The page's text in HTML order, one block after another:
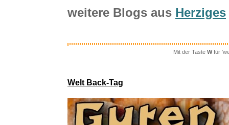
weitere Blogs aus Herziges
Mit der Taste Wfür
Welt Back-Tag